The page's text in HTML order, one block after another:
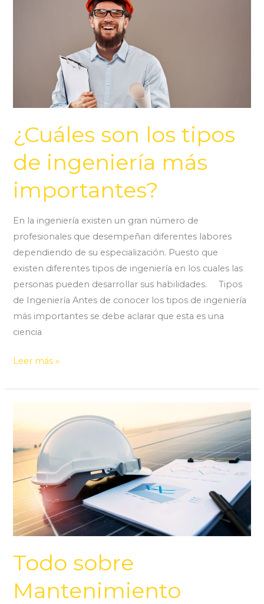
¿Cuáles son los tipos
de ingeniería más
importantes?
En la ingeniería existen un gran número de
profesionales que desempeñan diferentes labores
dependiendo de su especialización. Puesto que
existen diferentes tipos de ingeniería en los cuales las
personas pueden desarrollar sus habilidades. Tipos
de Ingeniería Antes de conocer los tipos de ingeniería
más importantes se debe aclarar que esta es una
ciencia
importantes?
Leer más »
Todo sobre
Mantenimiento
sobre
Mantenimiento
Industrial
Antofagasta